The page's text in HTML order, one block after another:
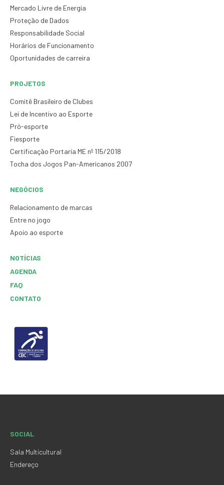
Mercado Livre de Energia
Proteção de Dados
Responsabilidade Social
Horários de Funcionamento
Oportunidades de carreira
PROJETOS
Comitê Brasileiro de Clubes
Lei de Incentivo ao Esporte
Pró-esporte
Fiesporte
Certificação Portaria ME nº 115/2018
Tocha dos Jogos Pan-Americanos 2007
NEGÓCIOS
Relacionamento de marcas
Entre no jogo
Apoio ao esporte
NOTÍCIAS
AGENDA
FAQ
CONTATO
SOCIAL
Sala Multicultural
Endereço